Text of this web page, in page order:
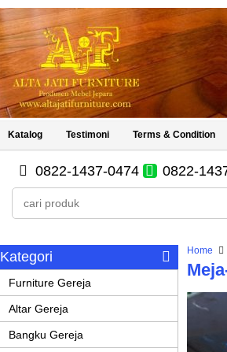
Katalog Testimoni Terms & Condition
0822-1437-0474 0822-
Home
Kategori
Furniture Gereja
Altar Gereja
Bangku Gereja